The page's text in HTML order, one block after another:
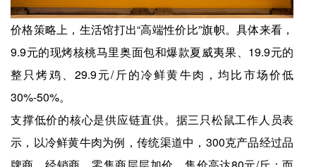
价格策略上，生活馆打出“高端性价比”旗帜。具体来看，
9.9元的现烤核桃马里奥面包和爆款夏威夷果、19.9元的
整只烤鸡、29.9元/斤的冷鲜黄牛肉，均比市场价低
30%-50%。
支撑低价的核心是供应链直供。据三只松鼠工作人员表
示，以冷鲜黄牛肉为例，传统渠道中，300克产品经过品